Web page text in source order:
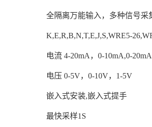
全隔离万能输入，多种信号采
K,E,R,B,N,T,E,J,S,WRE5-
电流 4-20mA，0-10mA,0-20mA
电压 0-5V，0-10V，1-5V
嵌入式安装,嵌入式提手
最快采样1S